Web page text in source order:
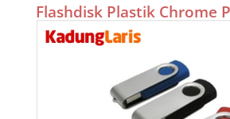
Flashdisk Plastik Chrome